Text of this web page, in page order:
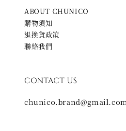
ABOUT CHUNICO
購物須知
退換貨政策
聯絡我們
CONTACT US
chunico.brand@gmail.com